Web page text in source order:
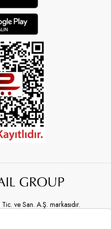
ve San. A.Ş. markasıdır.
hakkı saklıdır.